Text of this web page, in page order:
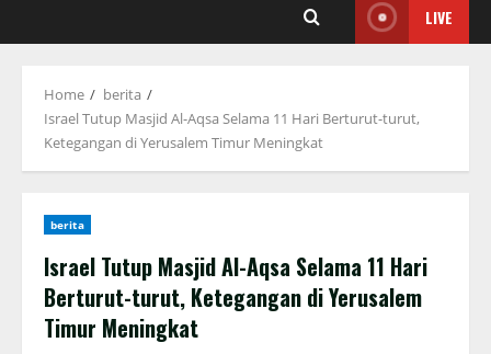
LIVE
Home
berita
Israel Tutup Masjid Al-Aqsa Selama 11 Hari Berturut-turut,
Ketegangan di Yerusalem Timur Meningkat
berita
Israel Tutup Masjid Al-Aqsa Selama 11 Hari
Berturut-turut, Ketegangan di Yerusalem
Timur Meningkat